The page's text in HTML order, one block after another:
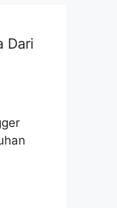
Dari